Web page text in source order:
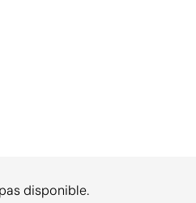
disponible.